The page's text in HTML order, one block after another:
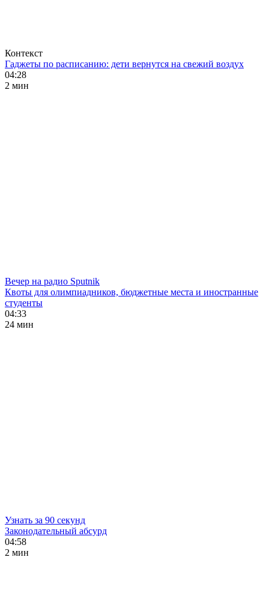
Контекст
Гаджеты по расписанию: дети вернутся на свежий воздух
04:28
2 мин
Вечер на радио Sputnik
Квоты для олимпиадников, бюджетные места и иностранные
студенты
04:33
24 мин
Узнать за 90 секунд
Законодательный абсурд
04:58
2 мин